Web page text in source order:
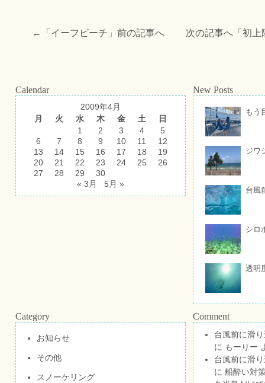
←「 イーフビーチ 」前の記事へ 次の記事へ「 初上
Calendar
2009年4月
月
火 水 木 金 土
日
1
2 3 4
5
6
7 8 9 10 11
12
13
14 15 16 17 18
19
20
21 22 23 24 25
26
27
28 29
30
« 3月
5月 »
New Posts
もう
ジワ
台風
シロ
透明
Category
お知らせ
その他
スノーケリング
Comment
台風前に滑
に もーりー
台風前に滑
に 船酔い対